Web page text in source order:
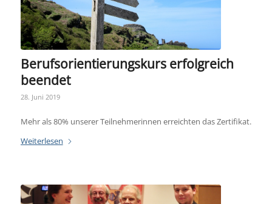
Berufsorientierungskurs erfolgreich
beendet
28. Juni 2019
Mehr als 80% unserer Teilnehmerinnen erreichten das Zertifikat.
Weiterlesen